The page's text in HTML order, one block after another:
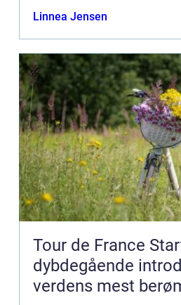
Linnea Jensen
Tour de France
dybdegående
verdens mest